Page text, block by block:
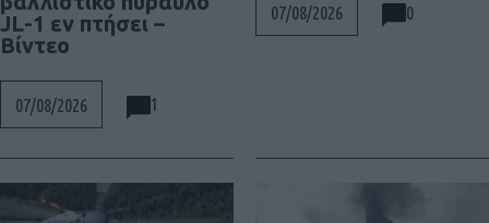
JL-1 εν πτήσει –
Βίντεο
07/08/2026 1
07/08/2026 0